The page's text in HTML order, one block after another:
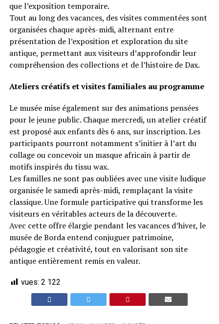
que l’exposition temporaire.
Tout au long des vacances, des visites commentées sont
organisées chaque après-midi, alternant entre
présentation de l’exposition et exploration du site
antique, permettant aux visiteurs d’approfondir leur
compréhension des collections et de l’histoire de Dax.
Ateliers créatifs et visites familiales au programme
Le musée mise également sur des animations pensées
pour le jeune public. Chaque mercredi, un atelier créatif
est proposé aux enfants dès 6 ans, sur inscription. Les
participants pourront notamment s’initier à l’art du
collage ou concevoir un masque africain à partir de
motifs inspirés du tissu wax.
Les familles ne sont pas oubliées avec une visite ludique
organisée le samedi après-midi, remplaçant la visite
classique. Une formule participative qui transforme les
visiteurs en véritables acteurs de la découverte.
Avec cette offre élargie pendant les vacances d’hiver, le
musée de Borda entend conjuguer patrimoine,
pédagogie et créativité, tout en valorisant son site
antique entièrement remis en valeur.
vues: 2 122